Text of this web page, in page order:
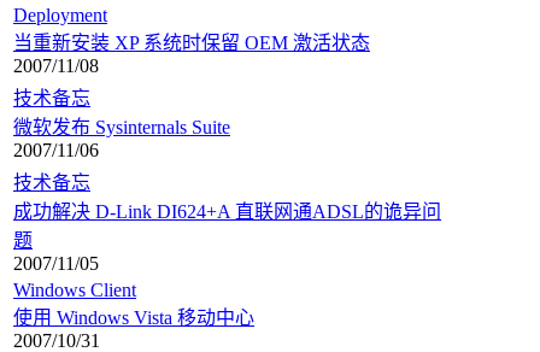
Deployment
当重新安装 XP 系统时保留 OEM 激活状态
2007/11/08
技术备忘
微软发布 Sysinternals Suite
2007/11/06
技术备忘
成功解决 D-Link DI624+A 直联网通ADSL的诡异问
题
2007/11/05
Windows Client
使用 Windows Vista 移动中心
2007/10/31